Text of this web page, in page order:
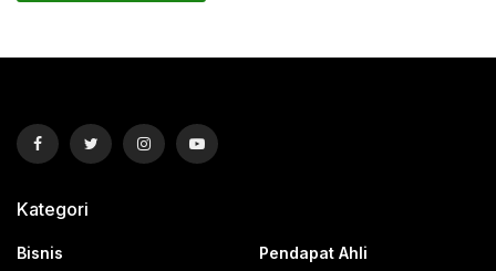
Kategori
Bisnis
Pendapat Ahli